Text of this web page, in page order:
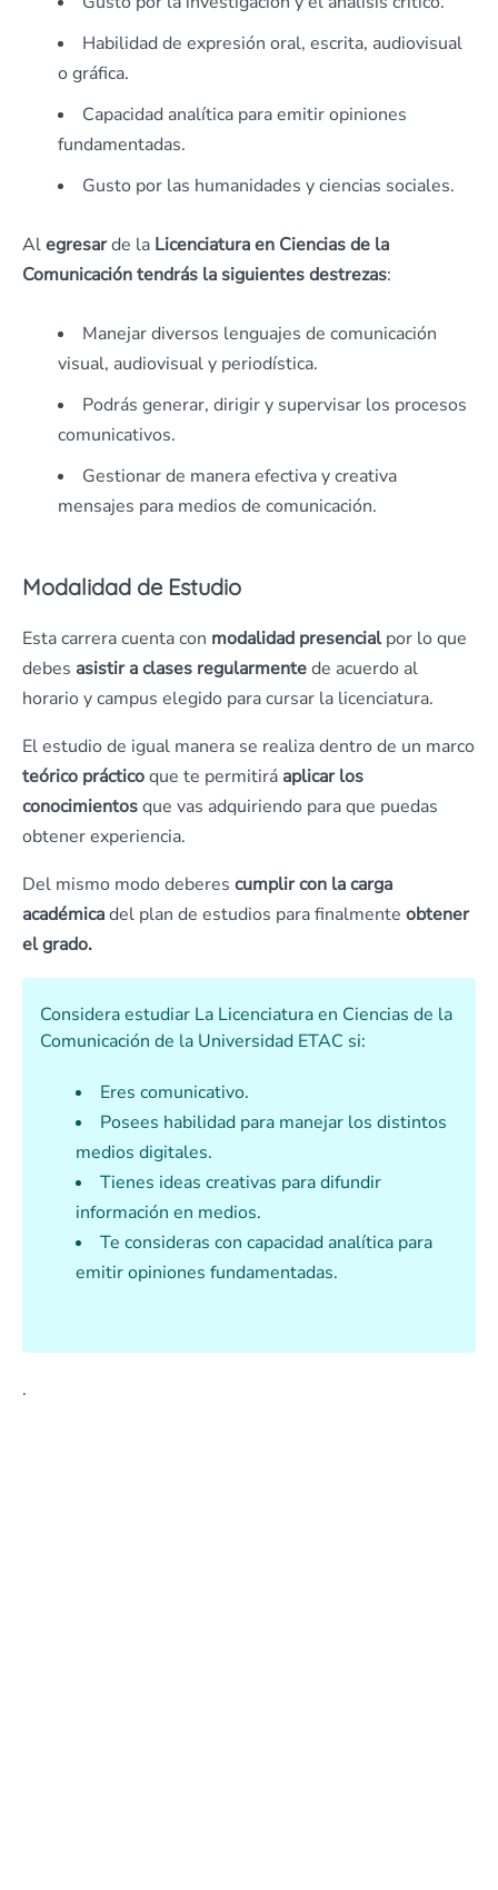
Habilidad de expresión oral, escrita, audiovisual
o gráfica.
Capacidad analítica para emitir opiniones
fundamentadas.
Gusto por las humanidades y ciencias sociales.
Alegresarde la Licenciatura en Ciencias de la
Comunicación tendrás la siguientes destrezas:
Manejar diversos lenguajes de comunicación
visual, audiovisual y periodística.
Podrás generar, dirigir y supervisar los procesos
comunicativos.
Gestionar de manera efectiva y creativa
mensajes para medios de comunicación.
Modalidad de Estudio
Esta carrera cuenta con modalidad presencialpor lo que
debes asistir a clases regularmentede acuerdo al
horario y campus elegido para cursar la licenciatura.
El estudio de igual manera se realiza dentro de un marco
teórico prácticoque te permitirá aplicar los
conocimientosque vas adquiriendo para que puedas
obtener experiencia.
Del mismo modo deberes cumplir con la carga
académicadel plan de estudios para finalmente obtener
el grado.
Considera estudiar La Licenciatura en Ciencias de la
Comunicación de la Universidad ETAC si:
Eres comunicativo.
Posees habilidad para manejar los distintos
medios digitales.
Tienes ideas creativas para difundir
información en medios.
Te consideras con capacidad analítica para
emitir opiniones fundamentadas.
.